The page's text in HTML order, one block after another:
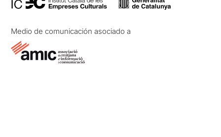
Medio de comunicación asociado a